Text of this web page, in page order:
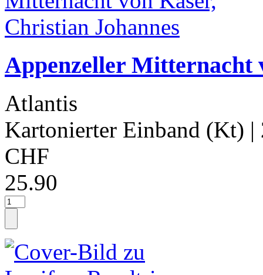
Appenzeller Mitternacht
Atlantis
Kartonierter Einband (Kt) |
CHF
25.90